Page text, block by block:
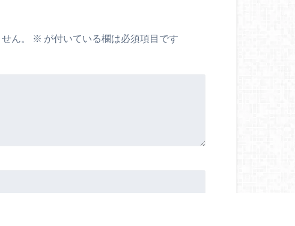
ん。 ※ が付いている欄は必須項目です